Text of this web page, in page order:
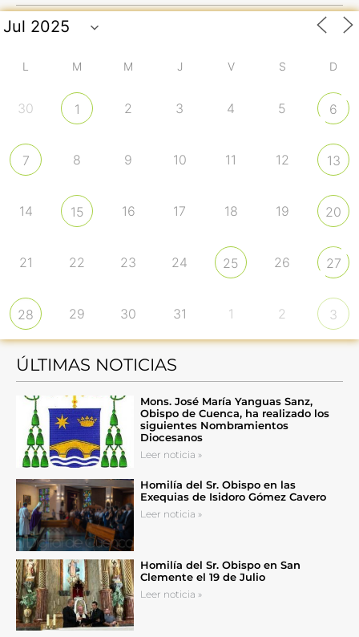
L M M J V S D
30 1 2 3 4 5 6
7 8 9 10 11 12 13
14 15 16 17 18 19 20
21 22 23 24 25 26 27
28 29 30 31 1 2 3
ÚLTIMAS NOTICIAS
Mons. José María Yanguas Sanz,
Obispo de Cuenca, ha realizado los
siguientes Nombramientos
Diocesanos
Leer noticia »
Homilía del Sr. Obispo en las
Exequias de Isidoro Gómez Cavero
Leer noticia »
Homilía del Sr. Obispo en San
Clemente el 19 de Julio
Leer noticia »